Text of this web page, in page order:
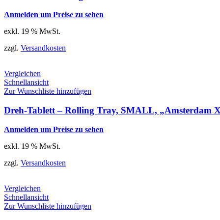
Anmelden um Preise zu sehen
exkl. 19 % MwSt.
zzgl. Versandkosten
Vergleichen
Schnellansicht
Zur Wunschliste hinzufügen
Dreh-Tablett – Rolling Tray, SMALL, „Amsterdam
Anmelden um Preise zu sehen
exkl. 19 % MwSt.
zzgl. Versandkosten
Vergleichen
Schnellansicht
Zur Wunschliste hinzufügen